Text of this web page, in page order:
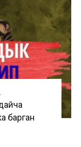
барган